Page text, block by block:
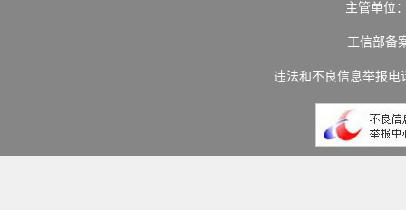
主管单位
工信部备
违法和不良信息举报